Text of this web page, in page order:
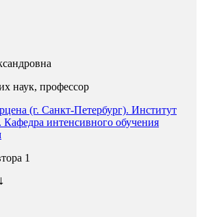
наук, профессор
(г. Санкт-Петербург). Институт
интенсивного обучения
1